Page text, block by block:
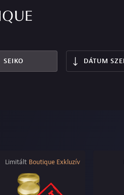
SEIKO
Limitált Boutique Exkluzív